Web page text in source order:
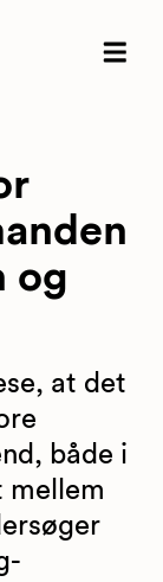
og
at det
både i
mellem